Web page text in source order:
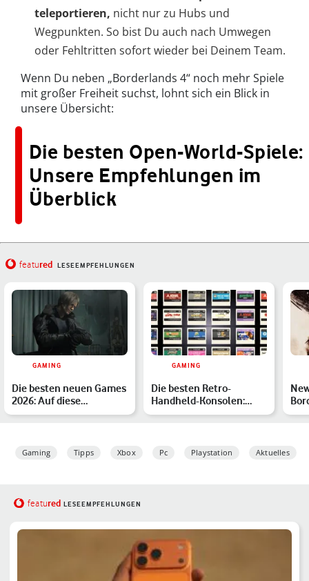
teleportieren, nicht nur zu Hubs und
Wegpunkten. So bist Du auch nach Umwegen
oder Fehltritten sofort wieder bei Deinem Team.
Wenn Du neben „Borderlands 4“ noch mehr Spiele
mit großer Freiheit suchst, lohnt sich ein Blick in
unsere Übersicht:
Die besten Open-World-Spiele:
Unsere Empfehlungen im
Überblick
featured LESEEMPFEHLUNGEN
GAMING
Die besten neuen Games
2026: Auf diese
Highlights sind wir
GAMING
Die besten Retro-
Handheld-Konsolen:
Unsere Top 7
Gaming Tipps Xbox Pc Playstation Aktuelles
featured LESEEMPFEHLUNGEN